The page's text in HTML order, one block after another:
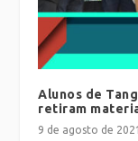
Alunos de
retiram
9 de agosto de 2021